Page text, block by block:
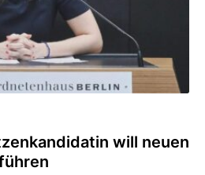
will neuen